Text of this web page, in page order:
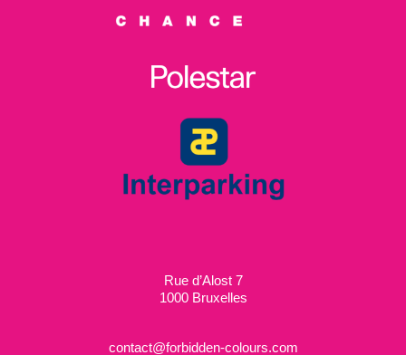
Rue d’Alost 7
1000 Bruxelles
contact@forbidden-colours.com